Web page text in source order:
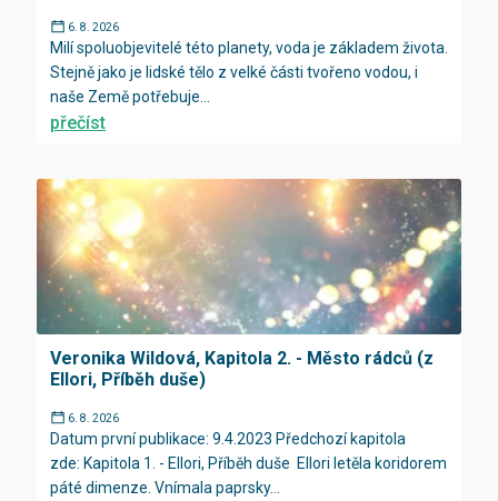
6. 8. 2026
Milí spoluobjevitelé této planety, voda je základem života.
Stejně jako je lidské tělo z velké části tvořeno vodou, i
naše Země potřebuje...
přečíst
Veronika Wildová, Kapitola 2. - Město rádců (z
Ellori, Příběh duše)
6. 8. 2026
Datum první publikace: 9.4.2023 Předchozí kapitola
zde: Kapitola 1. - Ellori, Příběh duše Ellori letěla koridorem
páté dimenze. Vnímala paprsky...